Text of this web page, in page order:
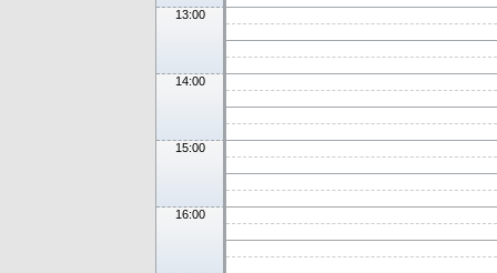
13:00
14:00
15:00
16:00